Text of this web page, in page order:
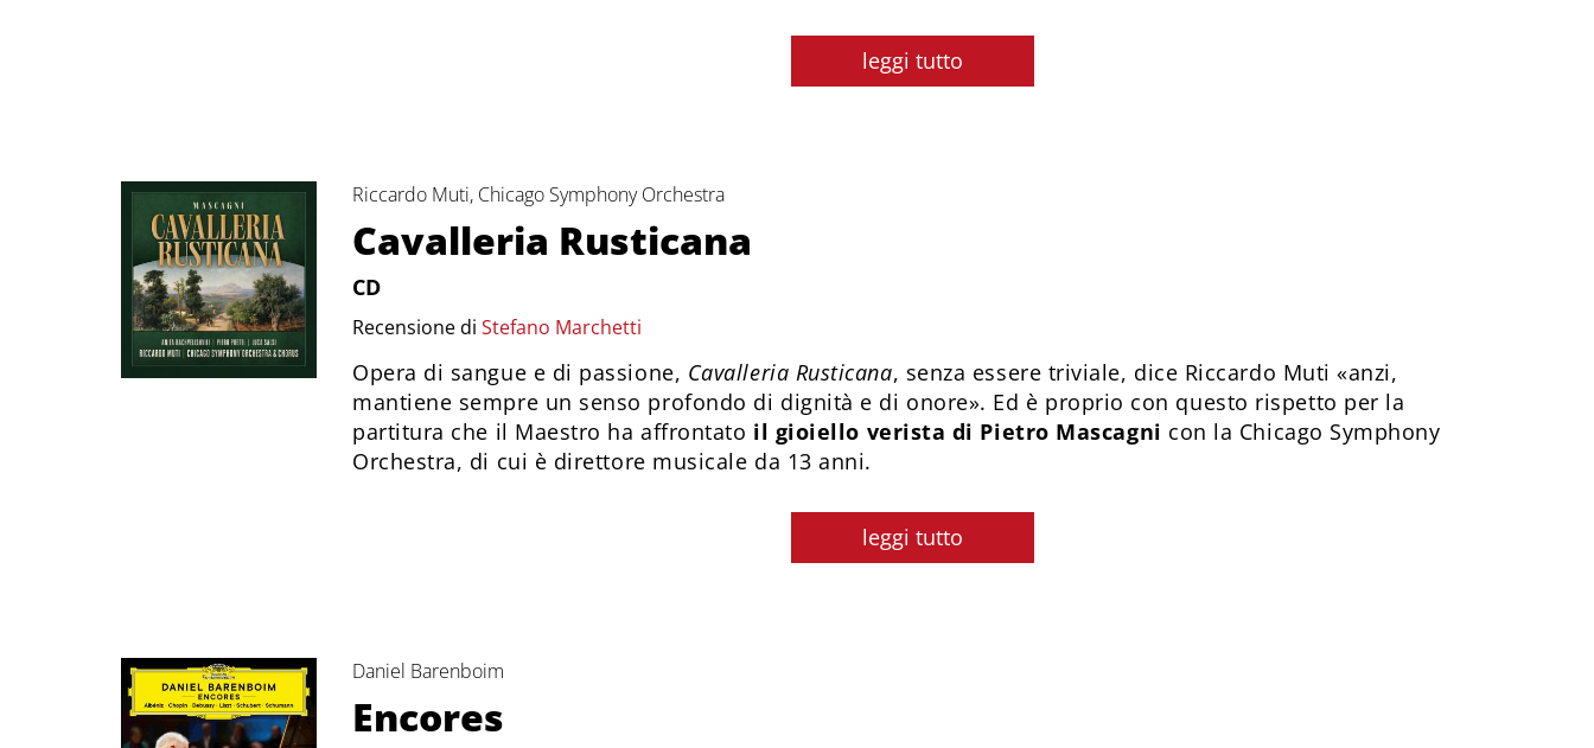
leggi tutto
Riccardo Muti, Chicago Symphony Orchestra
Cavalleria Rusticana
CD
Recensione di Stefano Marchetti
Opera di sangue e di passione, Cavalleria Rusticana, senza essere triviale, dice Riccardo Muti «anzi,
mantiene sempre un senso profondo di dignità e di onore». Ed è proprio con questo rispetto per la
partitura che il Maestro ha affrontato il gioiello verista di Pietro Mascagni con la Chicago Symphony
Orchestra, di cui è direttore musicale da 13 anni.
leggi tutto
Daniel Barenboim
Encores